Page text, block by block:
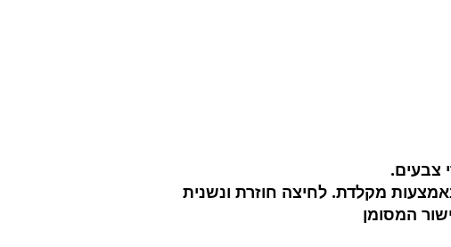
צבעים.
מקלדת. לחיצה חוזרת ונשנית